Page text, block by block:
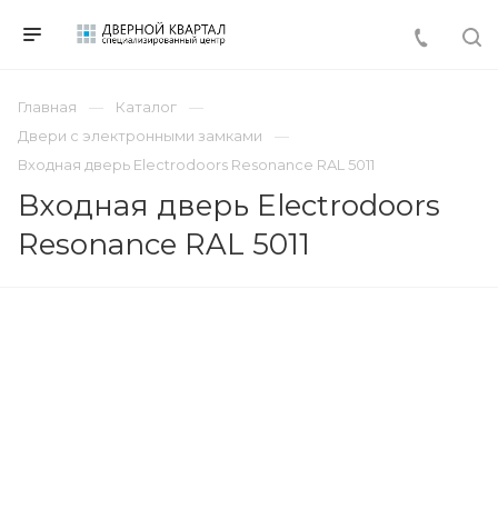
Главная
Каталог
Двери с электронными замками
Входная дверь Electrodoors Resonance RAL 5011
Входная дверь Electrodoors
Resonance RAL 5011